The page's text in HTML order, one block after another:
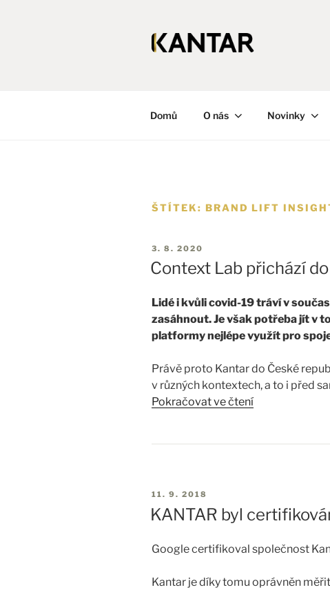
Domů O nás Novinky
ŠTÍTEK: BRAND LIFT
3. 8. 2020
Context Lab přichází
Lidé i kvůli covid-19 tráví v
zasáhnout. Je však potřeba jít v
platformy nejlépe využít pro
Právě proto Kantar do České
v různých kontextech, a to i před
porovnat dosud neporovnatelné,
Klasický scénář je, že klient chce
Pokračovat ve čtení
11. 9. 2018
KANTAR byl
Google certifikoval společnost
Kantar je díky tomu oprávněn